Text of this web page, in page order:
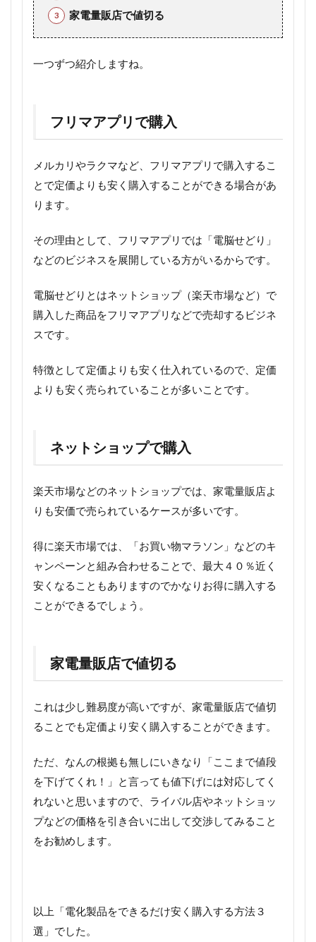
家電量販店で値切る
一つずつ紹介しますね。
フリマアプリで購入
メルカリやラクマなど、フリマアプリで購入するこ
とで定価よりも安く購入することができる場合があ
ります。
その理由として、フリマアプリでは「電脳せどり」
などのビジネスを展開している方がいるからです。
電脳せどりとはネットショップ（楽天市場など）で
購入した商品をフリマアプリなどで売却するビジネ
スです。
特徴として定価よりも安く仕入れているので、定価
よりも安く売られていることが多いことです。
ネットショップで購入
楽天市場などのネットショップでは、家電量販店よ
りも安価で売られているケースが多いです。
得に楽天市場では、「お買い物マラソン」などのキ
ャンペーンと組み合わせることで、最大４０％近く
安くなることもありますのでかなりお得に購入する
ことができるでしょう。
家電量販店で値切る
これは少し難易度が高いですが、家電量販店で値切
ることでも定価より安く購入することができます。
ただ、なんの根拠も無しにいきなり「ここまで値段
を下げてくれ！」と言っても値下げには対応してく
れないと思いますので、ライバル店やネットショッ
プなどの価格を引き合いに出して交渉してみること
をお勧めします。
以上「電化製品をできるだけ安く購入する方法３
選」でした。